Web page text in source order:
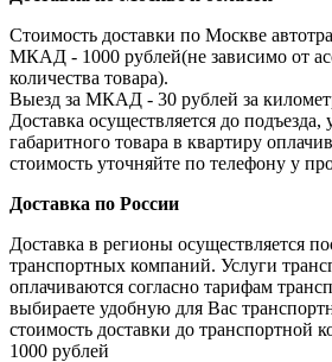
Стоимость доставки по Москве
МКАД - 1000 рублей(не зависимо от
количества товара).
Выезд за МКАД - 30 рублей за
Доставка осуществляется до подъезда,
габаритного товара в квартиру
стоимость уточняйте по телефону у
Доставка по России
Доставка в регионы осуществляется
транспортных компаний. Услуги
оплачиваются согласно тарифам
выбираете удобную для Вас
стоимость доставки до транспортной
1000 рублей